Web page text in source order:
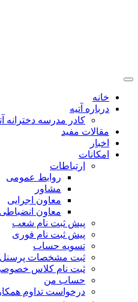
خانه
درباره آتیه
کادر مدرسه دخترانه
مقالات مفید
اخبار
امکانات
ارتباطات
روابط عمومی
مشاور
معاون اجرایی
معاون انضباطی
پیش ثبت نام شعب
پیش ثبت نام فوری
تسویه حساب
ثبت مشخصات پرسنل
ثبت نام کلاس
حساب من
درخواست تداوم